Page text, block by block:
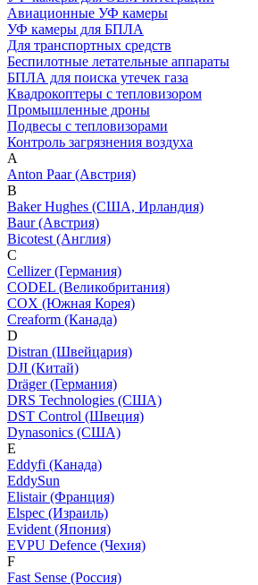
Авиационные УФ камеры
УФ камеры для БПЛА
Для транспортных средств
Беспилотные летательные аппараты
БПЛА для поиска утечек газа
Квадрокоптеры с тепловизором
Промышленные дроны
Подвесы с тепловизорами
Контроль загрязнения воздуха
A
Anton Paar (Австрия)
B
Baker Hughes (США, Ирландия)
Baur (Австрия)
Bicotest (Англия)
C
Cellizer (Германия)
CODEL (Великобритания)
COX (Южная Корея)
Creaform (Канада)
D
Distran (Швейцария)
DJI (Китай)
Dräger (Германия)
DRS Technologies (США)
DST Control (Швеция)
Dynasonics (США)
E
Eddyfi (Канада)
EddySun
Elistair (Франция)
Elspec (Израиль)
Evident (Япония)
EVPU Defence (Чехия)
F
Fast Sense (Россия)